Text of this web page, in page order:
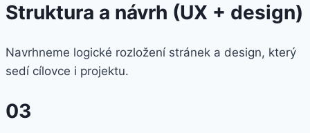
Struktura a návrh (UX + design)
Navrhneme logické rozložení stránek a design, který
sedí cílovce i projektu.
03